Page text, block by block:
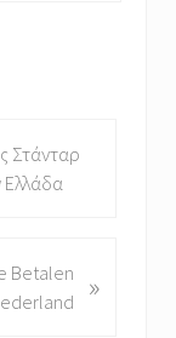
Στάνταρ
Ελλάδα
Betalen
»